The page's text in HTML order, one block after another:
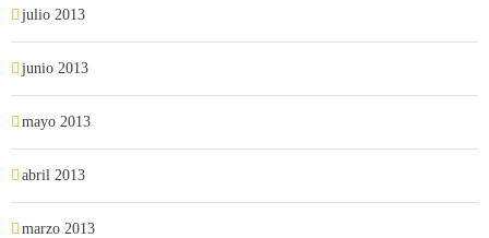
julio 2013
junio 2013
mayo 2013
abril 2013
marzo 2013